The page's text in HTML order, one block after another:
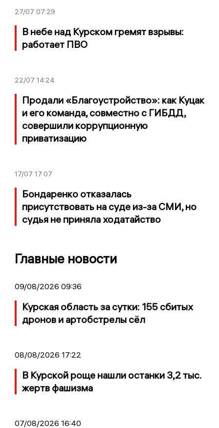
27/07 07:29
В небе над Курском гремят взрывы:
работает ПВО
22/07 14:24
Продали «Благоустройство»: как Куцак
и его команда, совместно с ГИБДД,
совершили коррупционную
приватизацию
17/07 17:07
Бондаренко отказалась
присутствовать на суде из-за СМИ, но
судья не приняла ходатайство
Главные новости
09/08/2026 09:36
Курская область за сутки: 155 сбитых
дронов и артобстрелы сёл
08/08/2026 17:22
В Курской роще нашли останки 3,2 тыс.
жертв фашизма
07/08/2026 16:40